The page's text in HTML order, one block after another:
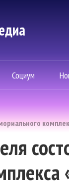
Социум